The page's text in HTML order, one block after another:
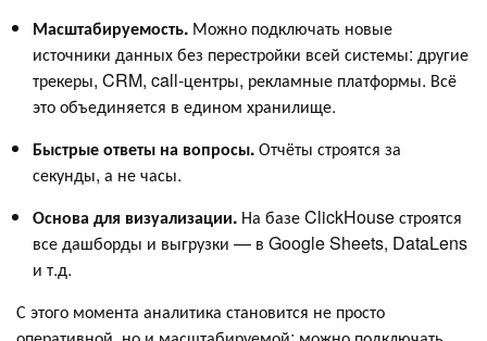
Масштабируемость. Можно подключать новые
источники данных без перестройки всей системы: другие
трекеры, CRM, call-центры, рекламные платформы. Всё
это объединяется в едином хранилище.
Быстрые ответы на вопросы.Отчёты строятся за
секунды, а не часы.
Основа для визуализации. На базе ClickHouse строятся
все дашборды и выгрузки — в Google Sheets, DataLens
и т.д.
С этого момента аналитика становится не просто